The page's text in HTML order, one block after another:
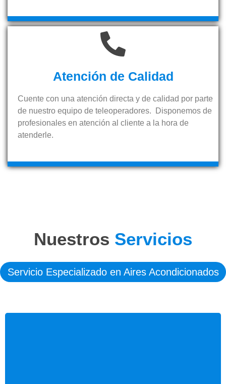
Atención de Calidad
Cuente con una atención directa y de calidad por parte
de nuestro equipo de teleoperadores. Disponemos de
profesionales en atención al cliente a la hora de
atenderle.
Nuestros Servicios
Servicio Especializado en Aires Acondicionados